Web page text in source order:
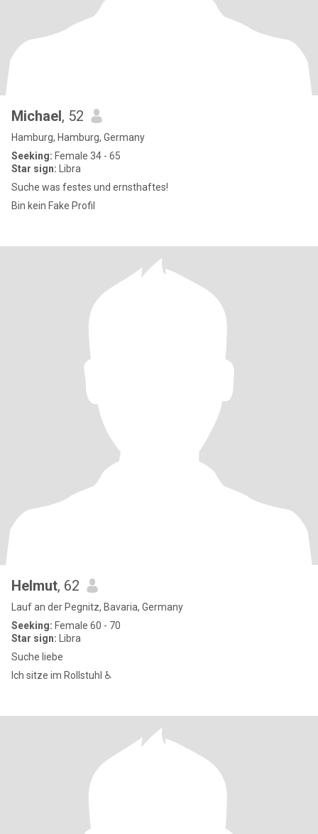
Michael, 52
Hamburg, Hamburg, Germany
Seeking: Female 34 - 65
Star sign: Libra
Suche was festes und ernsthaftes!
Bin kein Fake Profil
Helmut, 62
Lauf an der Pegnitz, Bavaria, Germany
Seeking: Female 60 - 70
Star sign: Libra
Suche liebe
Ich sitze im Rollstuhl ♿